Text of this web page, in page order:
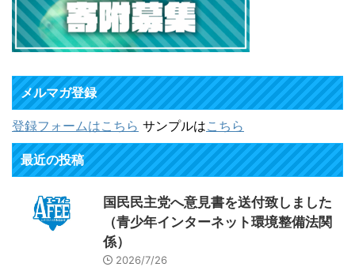
メルマガ登録
登録フォームはこちら サンプルはこちら
最近の投稿
国民民主党へ意見書を送付致しました
（青少年インターネット環境整備法関
係）
2026/7/26